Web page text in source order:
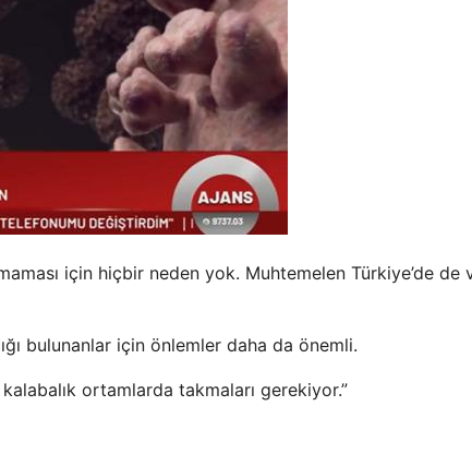
için hiçbir neden yok. Muhtemelen Türkiye’de de
bulunanlar için önlemler daha da önemli.
ortamlarda takmaları gerekiyor.”